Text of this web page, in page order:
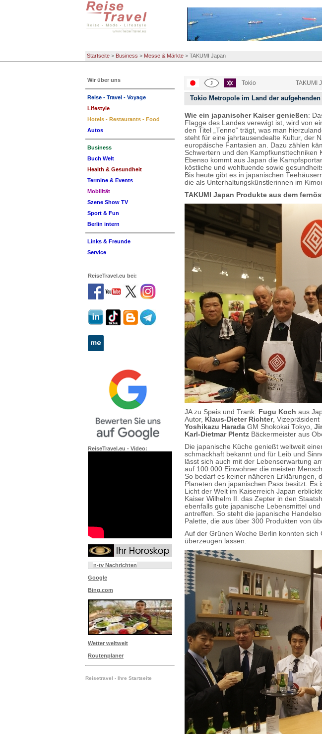
Startseite > Business > Messe & Märkte > TAKUMI Japan
Tokio TAKUMI
Tokio Metropole im Land der
Wie ein japanischer Kaiser genießen:
Flagge des Landes verewigt ist, wird von
den Titel „Tenno“ trägt, was man
steht für eine jahrtausendealte Kultur, der
europäische Fantasien an. Dazu zählen
Schwertern und den Kampfkunsttechniken
Ebenso kommt aus Japan die
köstliche und wohltuende sowie
Bis heute gibt es in japanischen
die als Unterhaltungskünstlerinnen im
TAKUMI Japan Produkte aus dem
JA zu Speis und Trank: Fugu Koch aus
Autor, Klaus-Dieter Richter, Vizepräsident
Yoshikazu Harada GM Shokokai Tokyo,
Karl-Dietmar Plentz Bäckermeister aus
Die japanische Küche genießt weltweit
schmackhaft bekannt und für Leib und
lässt sich auch mit der Lebenserwartung
auf 100.000 Einwohner die meisten
So bedarf es keiner näheren Erklärungen,
Planeten den japanischen Pass besitzt.
Licht der Welt im Kaiserreich Japan
Kaiser Wilhelm II. das Zepter in den
ebenfalls gute japanische Lebensmittel
antreffen. So steht die japanische
Palette, die aus über 300 Produkten von
Auf der Grünen Woche Berlin konnten
überzeugen lassen.
Wir über uns
Reise - Travel - Voyage
Lifestyle
Hotels - Restaurants - Food
Autos
Business
Buch Welt
Health & Gesundheit
Termine & Events
Mobilität
Szene Show TV
Sport & Fun
Berlin intern
Links & Freunde
Service
ReiseTravel.eu bei:
ReiseTravel.eu - Video:
n-tv Nachrichten
Google
Bing.com
Wetter weltweit
Routenplaner
Reisetravel - Ihre Startseite